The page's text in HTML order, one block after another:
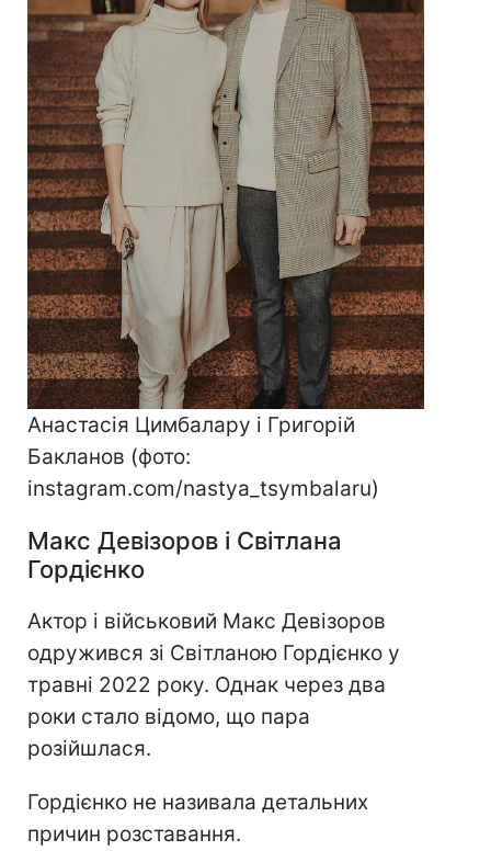
Анастасія Цимбалару і Григорій
Бакланов (фото:
instagram.com/nastya_tsymbalaru​​​​​​​)
Макс Девізоров і Світлана
Гордієнко
Актор і військовий Макс Девізоров
одружився зі Світланою Гордієнко у
травні 2022 року. Однак через два
роки стало відомо, що пара
розійшлася.
Гордієнко не називала детальних
причин розставання.